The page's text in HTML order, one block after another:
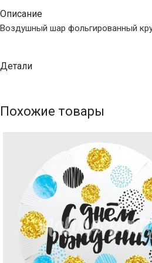
Описание
Воздушный шар фольгированный
Детали
Похожие товары